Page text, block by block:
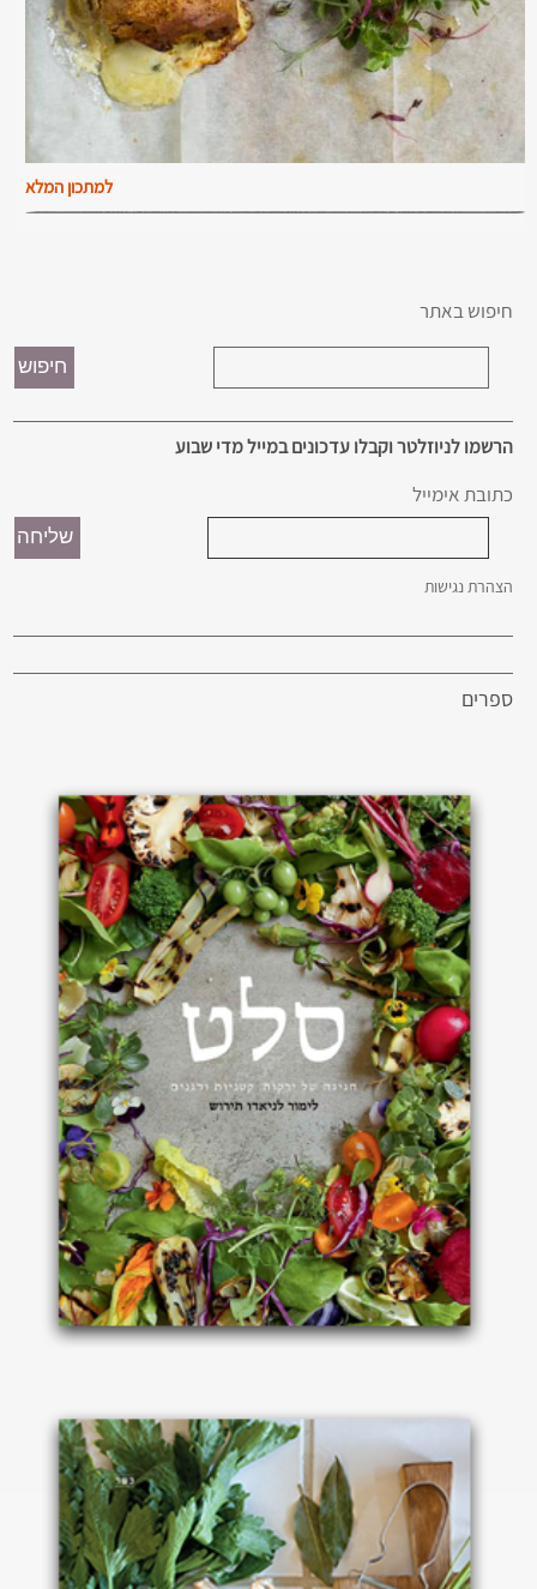
למתכון המלא
חיפוש באתר
הרשמו לניוזלטר וקבלו עדכונים במייל מדי שבוע
כתובת אימייל
הצהרת נגישות
ספרים